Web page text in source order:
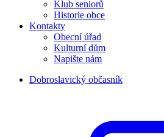
Klub seniorů
Historie obce
Kontakty
Obecní úřad
Kulturní dům
Napište nám
Dobroslavický občasník